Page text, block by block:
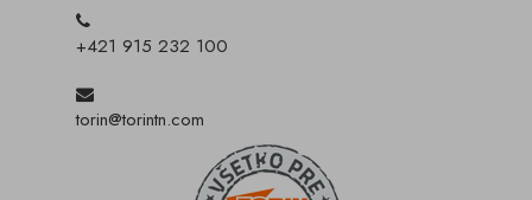
+421 915 232 100
torin@torintn.com